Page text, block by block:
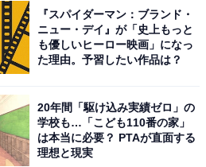
2月3日の「大寒」は、春以降の金運
事な時期！ “運気爆上げフード”も要
『スパイダーマン：ブランド・
ニュー・デイ』が「史上もっと
も優しいヒーロー映画」になっ
た理由。予習したい作品は？
20年間「駆け込み実績ゼロ」の
学校も…「こども110番の家」
は本当に必要？ PTAが直面する
理想と現実